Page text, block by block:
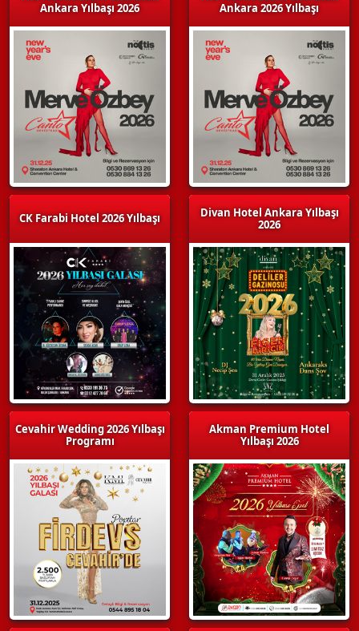
Ankara Yılbaşı 2026
CK Farabi Hotel 2026 Yılbaşı
Cevahir Wedding 2026 Yılbaşı
Programı
Ankara 2026 Yılbaşı
Divan Hotel Ankara Yılbaşı
2026
Akman Premium Hotel
Yılbaşı 2026